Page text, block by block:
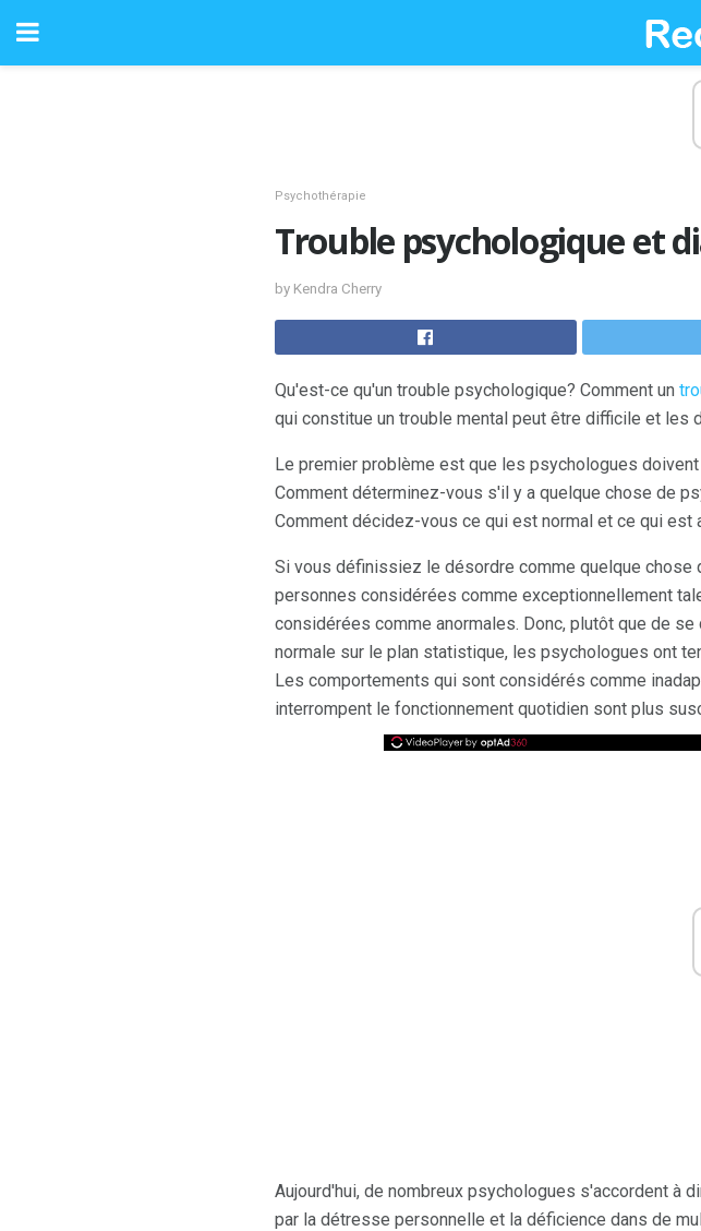
Psychothérapie
Trouble psychologique et
by Kendra Cherry
Qu'est-ce qu'un trouble psychologique? Comment un
qui constitue un trouble mental peut être difficile et les
Le premier problème est que les psychologues
Comment déterminez-vous s'il y a quelque chose de
Comment décidez-vous ce qui est normal et ce qui est
Si vous définissiez le désordre comme quelque
personnes considérées comme exceptionnellement
considérées comme anormales. Donc, plutôt que de
normale sur le plan statistique, les psychologues ont
Les comportements qui sont considérés comme
interrompent le fonctionnement quotidien sont plus
Aujourd'hui, de nombreux psychologues s'accordent
par la détresse personnelle et la déficience dans de